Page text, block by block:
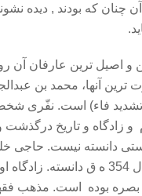
چنان که بودند , دیده
و اصیل ترین عارفان آن
ترین آنها، محمد بن
فاء) است. نفّری
و زادگاه و تاریخ درگذشت
دانسته نیست. حاجی
درگذشته به سال 354 ه ق دانسته.
بصره بوده است. مذهب